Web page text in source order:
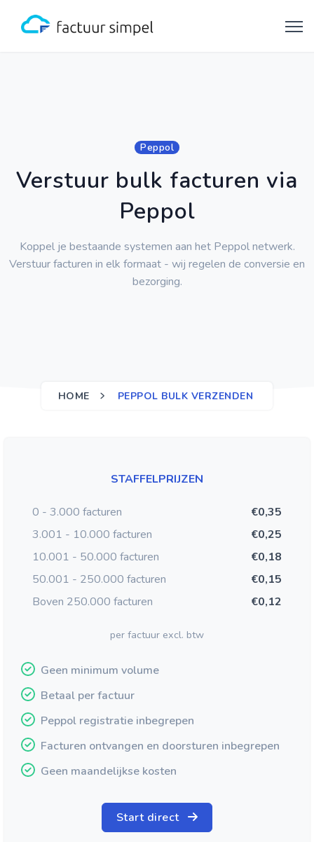
Peppol
Verstuur bulk facturen via
Peppol
Koppel je bestaande systemen aan het Peppol netwerk.
Verstuur facturen in elk formaat - wij regelen de conversie en
bezorging.
HOME PEPPOL BULK VERZENDEN
STAFFELPRIJZEN
0 - 3.000 facturen
€0,35
3.001 - 10.000 facturen
€0,25
10.001 - 50.000 facturen
€0,18
50.001 - 250.000 facturen
€0,15
Boven 250.000 facturen
€0,12
per factuur excl. btw
Geen minimum volume
Betaal per factuur
Peppol registratie inbegrepen
Facturen ontvangen en doorsturen inbegrepen
Geen maandelijkse kosten
Start direct